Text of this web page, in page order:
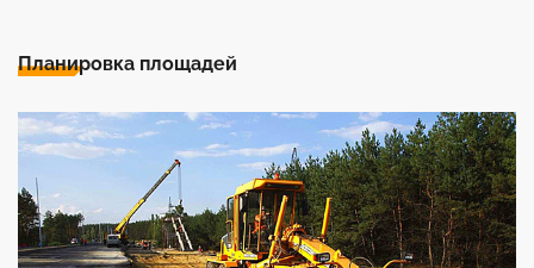
Планировка площадей